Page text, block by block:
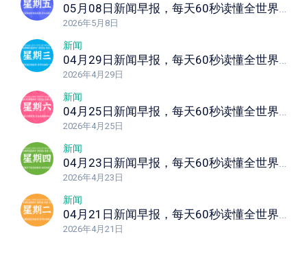
05月08日新闻早报，每天60秒读懂全世界！
2026年5月8日
新闻
04月29日新闻早报，每天60秒读懂全世界！
2026年4月29日
新闻
04月25日新闻早报，每天60秒读懂全世界！
2026年4月25日
新闻
04月23日新闻早报，每天60秒读懂全世界！
2026年4月23日
新闻
04月21日新闻早报，每天60秒读懂全世界！
2026年4月21日